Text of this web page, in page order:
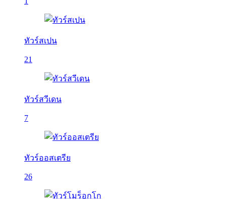
ทัวร์สเปน
21
ทัวร์สวีเดน
7
ทัวร์ออสเตรีย
26